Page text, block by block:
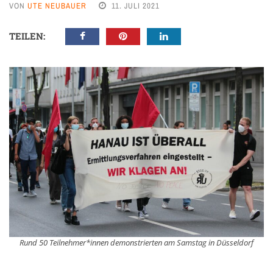
VON UTE NEUBAUER 11. JULI 2021
TEILEN:
Rund 50 Teilnehmer*innen demonstrierten am Samstag in Düsseldorf